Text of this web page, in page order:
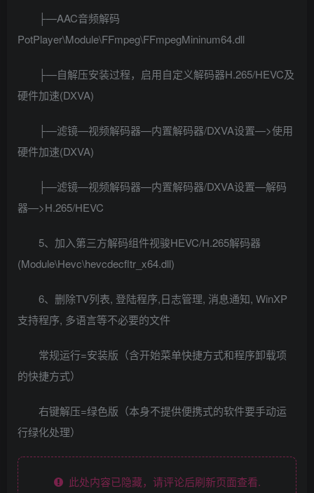
├—AAC音频解码
PotPlayer\Module\FFmpeg\FFmpegMininum64.dll
├—自解压安装过程，启用自定义解码器H.265/HEVC及
硬件加速(DXVA)
├—滤镜—视频解码器—内置解码器/DXVA设置—>使用
硬件加速(DXVA)
├—滤镜—视频解码器—内置解码器/DXVA设置—解码
器—>H.265/HEVC
5、加入第三方解码组件视骏HEVC/H.265解码器
(Module\Hevc\hevcdecfltr_x64.dll)
6、删除TV列表, 登陆程序,日志管理, 消息通知, WinXP
支持程序, 多语言等不必要的文件
常规运行=安装版（含开始菜单快捷方式和程序卸载项
的快捷方式）
右键解压=绿色版（本身不提供便携式的软件要手动运
行绿化处理）
此处内容已隐藏，请评论后刷新页面查看.